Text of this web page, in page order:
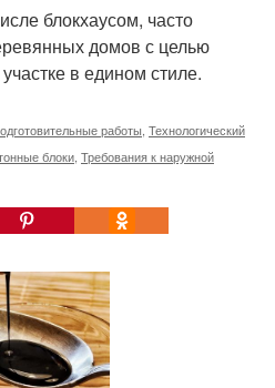
блокхаусом, часто
домов с целью
в едином стиле.
работы Технологический
блоки Требования к наружной